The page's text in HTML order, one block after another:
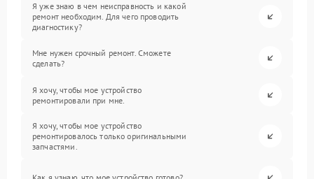
Я уже знаю в чем неисправность и какой
ремонт необходим. Для чего проводить
диагностику?
Мне нужен срочный ремонт. Сможете
сделать?
Я хочу, чтобы мое устройство
ремонтировали при мне.
Я хочу, чтобы мое устройство
ремонтировалось только оригинальными
запчастями.